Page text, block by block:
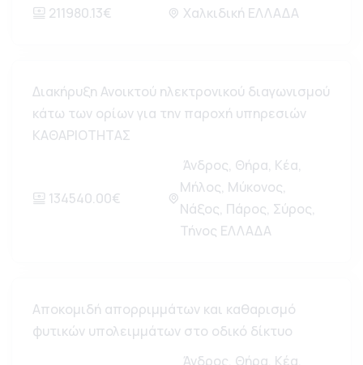
211980.13€
Χαλκιδική ΕΛΛΑΔΑ
Διακήρυξη Ανοικτού ηλεκτρονικού διαγωνισμού
κάτω των ορίων για την παροχή υπηρεσιών
ΚΑΘΑΡΙΟΤΗΤΑΣ
134540.00€
Άνδρος, Θήρα, Κέα,
Μήλος, Μύκονος,
Νάξος, Πάρος, Σύρος,
Τήνος ΕΛΛΑΔΑ
Αποκομιδή απορριμμάτων και καθαρισμό
φυτικών υπολειμμάτων στο οδικό δίκτυο
Άνδρος, Θήρα, Κέα,